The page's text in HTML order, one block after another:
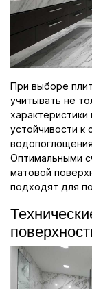
При выборе
учитывать не
устойчивости к
Оптимальными
матовой
подходят для